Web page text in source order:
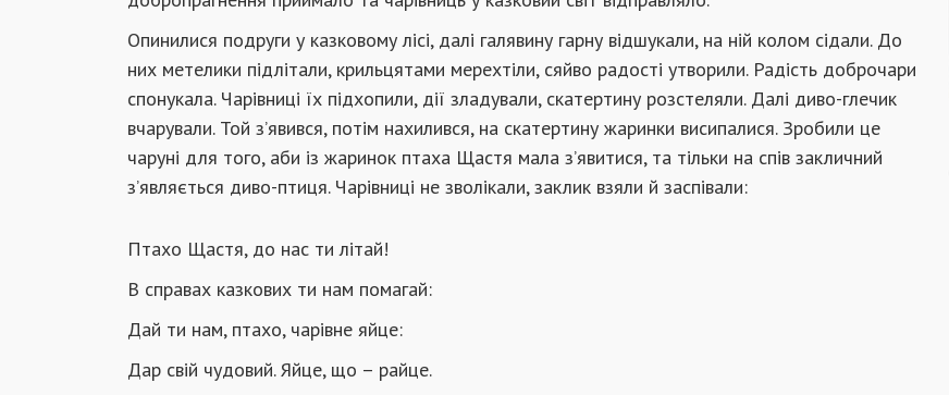
Опинилися подруги у казковому лісі, далі галявину гарну відшукали, на ній колом сідали. До
них метелики підлітали, крильцятами мерехтіли, сяйво радості утворили. Радість доброчари
спонукала. Чарівниці їх підхопили, дії зладували, скатертину розстеляли. Далі диво-глечик
вчарували. Той з’явився, потім нахилився, на скатертину жаринки висипалися. Зробили це
чаруні для того, аби із жаринок птаха Щастя мала з’явитися, та тільки на спів закличний
з’являється диво-птиця. Чарівниці не зволікали, заклик взяли й заспівали:
Птахо Щастя, до нас ти літай!
В справах казкових ти нам помагай:
Дай ти нам, птахо, чарівне яйце:
Дар свій чудовий. Яйце, що – райце.